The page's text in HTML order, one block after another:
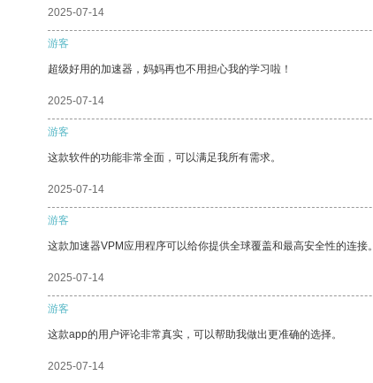
2025-07-14
游客
超级好用的加速器，妈妈再也不用担心我的学习啦！
2025-07-14
游客
这款软件的功能非常全面，可以满足我所有需求。
2025-07-14
游客
这款加速器VPM应用程序可以给你提供全球覆盖和最高安全性的连接。
2025-07-14
游客
这款app的用户评论非常真实，可以帮助我做出更准确的选择。
2025-07-14